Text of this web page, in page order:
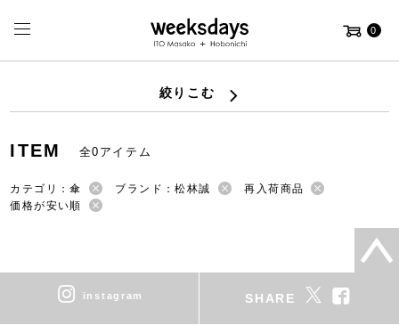
0
絞りこむ
ITEM 全0アイテム
カテゴリ：傘 ブランド：松林誠
再入荷商品
価格が安い順
instagram SHARE